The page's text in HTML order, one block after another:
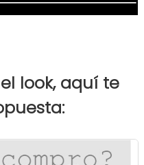
look, aquí te